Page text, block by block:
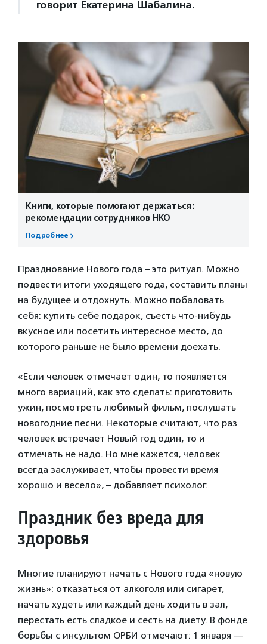
говорит Екатерина Шабалина.
Книги, которые помогают держаться:
рекомендации сотрудников НКО
Подробнее
Празднование Нового года – это ритуал. Можно
подвести итоги уходящего года, составить планы
на будущее и отдохнуть. Можно побаловать
себя: купить себе подарок, съесть что-нибудь
вкусное или посетить интересное место, до
которого раньше не было времени доехать.
«Если человек отмечает один, то появляется
много вариаций, как это сделать: приготовить
ужин, посмотреть любимый фильм, послушать
новогодние песни. Некоторые считают, что раз
человек встречает Новый год один, то и
отмечать не надо. Но мне кажется, человек
всегда заслуживает, чтобы провести время
хорошо и весело», – добавляет психолог.
Праздник без вреда для
здоровья
Многие планируют начать с Нового года «новую
жизнь»: отказаться от алкоголя или сигарет,
начать худеть или каждый день ходить в зал,
перестать есть сладкое и сесть на диету. В фонде
борьбы с инсультом ОРБИ отмечают: 1 января —